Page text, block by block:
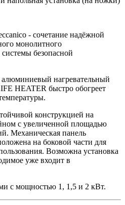
- сочетание надёжной
монолитного
системы безопасной
нагревательный
HEATER быстро обогреет
конструкцией на
с увеличенной площадью
Механическая панель
на боковой части для
Возможна установка
уже входит в
с мощностью 1, 1,5 и 2 кВт.